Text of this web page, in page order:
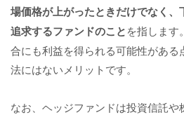
場価格が上がったときだけでなく、
追求するファンドのことを指します
合にも利益を得られる可能性があ
法にはないメリットです。
なお、ヘッジファンドは投資信託や